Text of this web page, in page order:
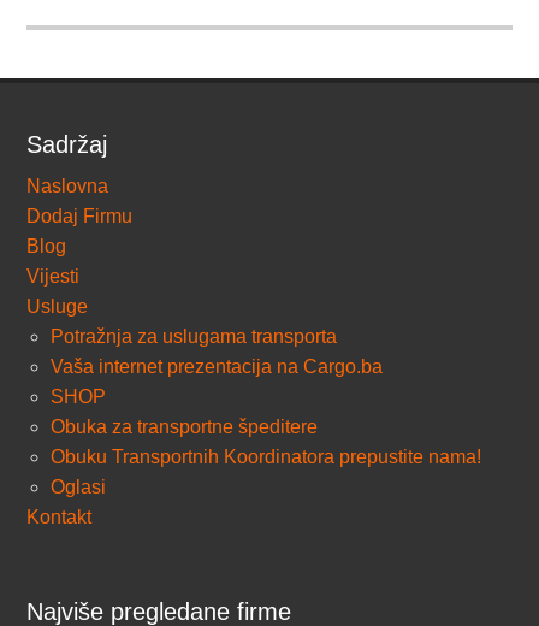
Sadržaj
Naslovna
Dodaj Firmu
Blog
Vijesti
Usluge
Potražnja za uslugama transporta
Vaša internet prezentacija na Cargo.ba
SHOP
Obuka za transportne špeditere
Obuku Transportnih Koordinatora prepustite nama!
Oglasi
Kontakt
Najviše pregledane firme